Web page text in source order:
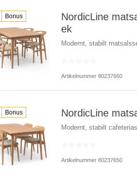
Bonus
NordicLine
ek
Modernt, stabilt
Artikelnummer 80237660
Bonus NordicLine
Modernt, stabilt
Artikelnummer 80237650